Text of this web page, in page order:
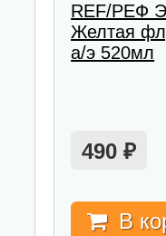
REF/РЕФ
Желтая
а/э 520мл
490₽
В